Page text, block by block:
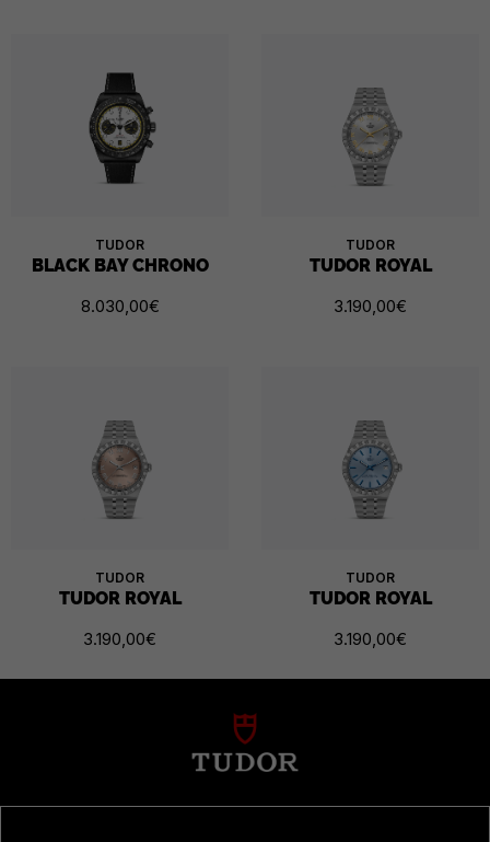
TUDOR
BLACK BAY CHRONO
8.030,00€
TUDOR
TUDOR ROYAL
3.190,00€
TUDOR
TUDOR ROYAL
3.190,00€
TUDOR
TUDOR ROYAL
3.190,00€